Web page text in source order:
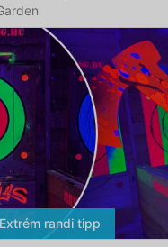
Extrém randi tipp